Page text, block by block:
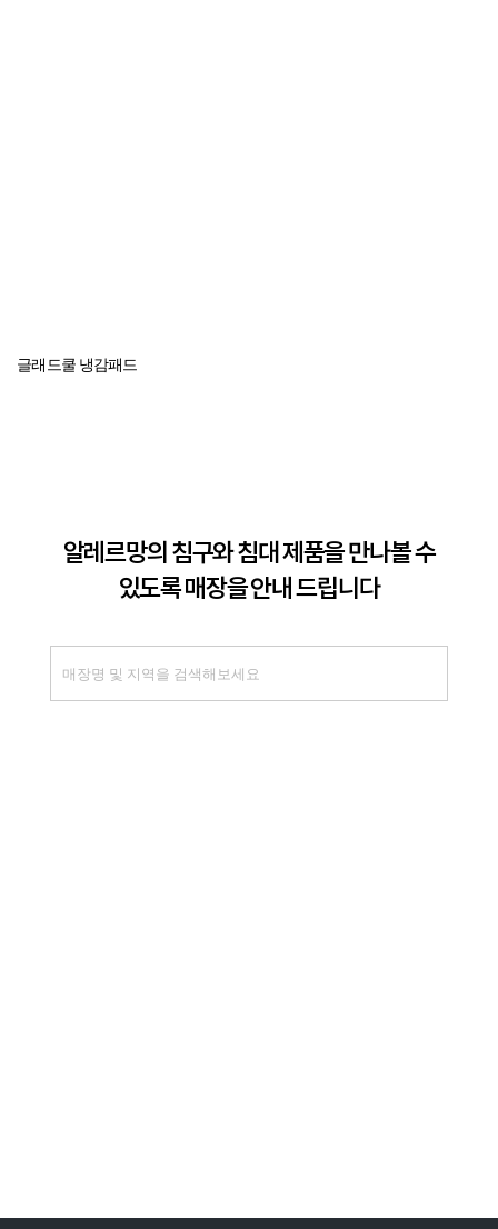
글래드쿨 냉감패드
알레르망의 침구와 침대 제품을 만나볼 수
있도록 매장을 안내 드립니다